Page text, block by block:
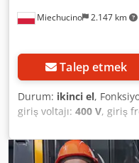
Miechucino 2.147 km
Talep etmek
Durum: ikinci el,
giriş voltajı: 400 V, giriş
, kesme genişliği
çapı:315 mm, testere
ayar tipi:mekanik ,